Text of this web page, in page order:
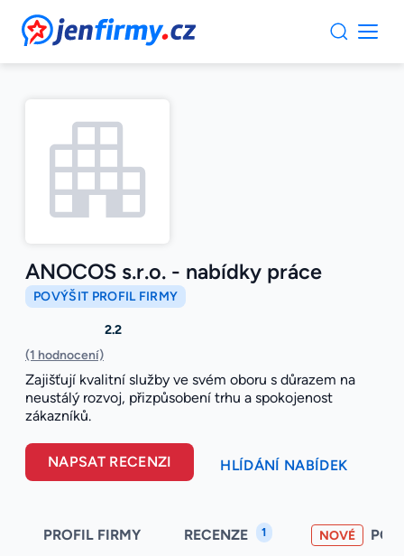
JenFirmy.cz
ANOCOS s.r.o. - nabídky práce
POVÝŠIT PROFIL FIRMY
2.2
(1 hodnocení)
Zajišťují kvalitní služby ve svém oboru s důrazem na
neustálý rozvoj, přizpůsobení trhu a spokojenost
zákazníků.
NAPSAT RECENZI HLÍDÁNÍ NABÍDEK
PROFIL FIRMY RECENZE 1 NOVÉ